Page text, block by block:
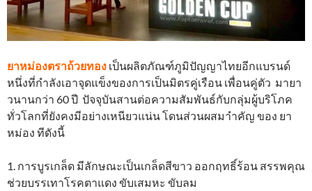
ยาหม่องตราถ้วยทอง เป็นผลิตภัณฑ์ภูมิปัญญาไทยอีกแบรนด์
หนึ่งที่กำลังเอาจุดแข็งของการเป็นมิตรคู่เรือน เพื่อนคู่ตัว มายา
วนานกว่า 60 ปี ปัจจุบันสานต่อความสัมพันธ์กับกลุ่มผู้บริโภค
ทั่วโลกที่ยังคงมีอย่างเหนียวแน่น โดนส่วนผสมาำคัญ ของ ยา
หม่อง ทีดังนี้
1. การบูรเกล็ด มีลักษณะเป็นเกล็ดสีขาว ออกฤทธิ์ร้อน สรรพคุณ
ช่วยบรรเทาโรคตาแดง ขับเสมหะ ขับลม